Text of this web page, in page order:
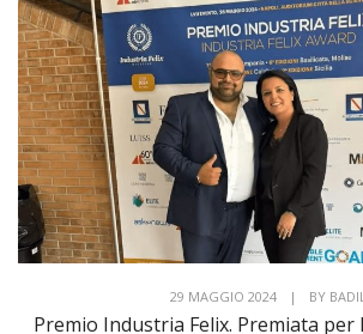
29 MAGGIO 2024 | BY BADIL
Premio Industria Felix. Premiata per